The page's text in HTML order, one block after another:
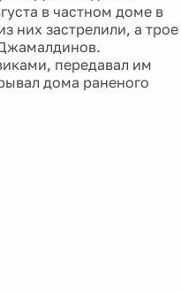
в частном доме в
них застрелили, а трое
передавал им
дома раненого